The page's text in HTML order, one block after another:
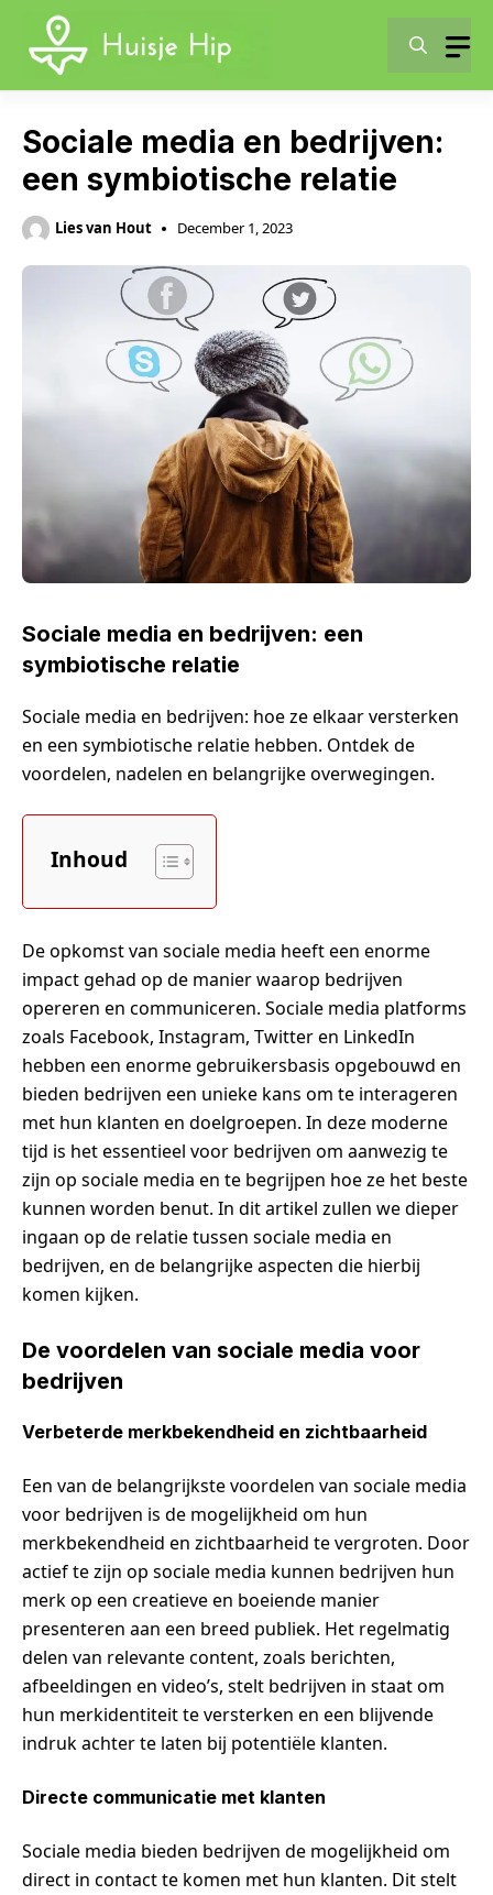
content
Sociale media en bedrijven:
een symbiotische relatie
Lies van Hout December 1, 2023
Sociale media en bedrijven: een
symbiotische relatie
Sociale media en bedrijven: hoe ze elkaar versterken
en een symbiotische relatie hebben. Ontdek de
voordelen, nadelen en belangrijke overwegingen.
Inhoud
De opkomst van sociale media heeft een enorme
impact gehad op de manier waarop bedrijven
opereren en communiceren. Sociale media platforms
zoals Facebook, Instagram, Twitter en LinkedIn
hebben een enorme gebruikersbasis opgebouwd en
bieden bedrijven een unieke kans om te interageren
met hun klanten en doelgroepen. In deze moderne
tijd is het essentieel voor bedrijven om aanwezig te
zijn op sociale media en te begrijpen hoe ze het beste
kunnen worden benut. In dit artikel zullen we dieper
ingaan op de relatie tussen sociale media en
bedrijven, en de belangrijke aspecten die hierbij
komen kijken.
De voordelen van sociale media voor
bedrijven
Verbeterde merkbekendheid en zichtbaarheid
Een van de belangrijkste voordelen van sociale media
voor bedrijven is de mogelijkheid om hun
merkbekendheid en zichtbaarheid te vergroten. Door
actief te zijn op sociale media kunnen bedrijven hun
merk op een creatieve en boeiende manier
presenteren aan een breed publiek. Het regelmatig
delen van relevante content, zoals berichten,
afbeeldingen en video’s, stelt bedrijven in staat om
hun merkidentiteit te versterken en een blijvende
indruk achter te laten bij potentiële klanten.
Directe communicatie met klanten
Sociale media bieden bedrijven de mogelijkheid om
direct in contact te komen met hun klanten. Dit stelt